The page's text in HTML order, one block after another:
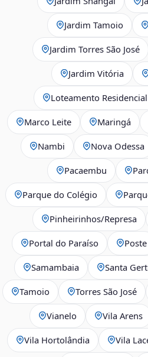
Jardim Tamoio
Jardim Torres São José
Jardim Vitória
Loteamento Residencial
Marco Leite Maringá
Nambi Nova Odessa
Pacaembu
Parque do Colégio
Pinheirinhos/Represa
Portal do Paraíso Poste
Samambaia Santa
Tamoio Torres São José
Vianelo Vila Arens
Vila Hortolândia Vila